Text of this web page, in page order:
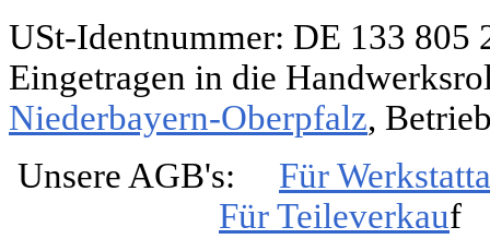
USt-Identnummer: DE 133 805
Eingetragen in die
Niederbayern-Oberpfalz,
Unsere AGB's: Für
Für Teileverkauf